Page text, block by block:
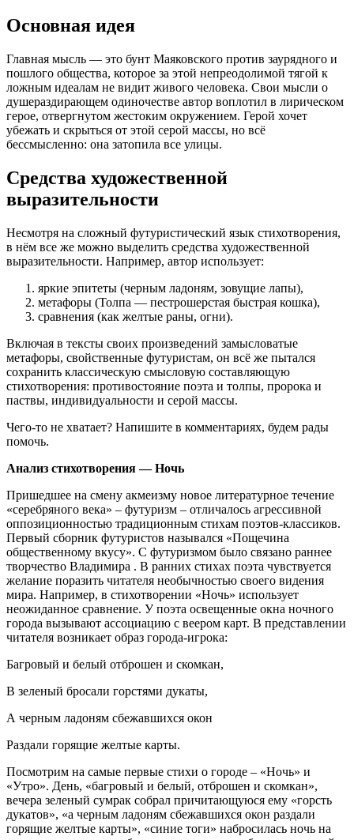
Основная идея
Главная мысль — это бунт Маяковского против заурядного и
пошлого общества, которое за этой непреодолимой тягой к
ложным идеалам не видит живого человека. Свои мысли о
душераздирающем одиночестве автор воплотил в лирическом
герое, отвергнутом жестоким окружением. Герой хочет
убежать и скрыться от этой серой массы, но всё
бессмысленно: она затопила все улицы.
Средства художественной
выразительности
Несмотря на сложный футуристический язык стихотворения,
в нём все же можно выделить средства художественной
выразительности. Например, автор использует:
яркие эпитеты (черным ладоням, зовущие лапы),
метафоры (Толпа — пестрошерстая быстрая кошка),
сравнения (как желтые раны, огни).
Включая в тексты своих произведений замысловатые
метафоры, свойственные футуристам, он всё же пытался
сохранить классическую смысловую составляющую
стихотворения: противостояние поэта и толпы, пророка и
паствы, индивидуальности и серой массы.
Чего-то не хватает? Напишите в комментариях, будем рады
помочь.
Анализ стихотворения — Ночь
Пришедшее на смену акмеизму новое литературное течение
«серебряного века» – футуризм – отличалось агрессивной
оппозиционностью традиционным стихам поэтов-классиков.
Первый сборник футуристов назывался «Пощечина
общественному вкусу». С футуризмом было связано раннее
творчество Владимира . В ранних стихах поэта чувствуется
желание поразить читателя необычностью своего видения
мира. Например, в стихотворении «Ночь» использует
неожиданное сравнение. У поэта освещенные окна ночного
города вызывают ассоциацию с веером карт. В представлении
читателя возникает образ города-игрока:
Багровый и белый отброшен и скомкан,
В зеленый бросали горстями дукаты,
А черным ладоням сбежавшихся окон
Раздали горящие желтые карты.
Посмотрим на самые первые стихи о городе – «Ночь» и
«Утро». День, «багровый и белый, отброшен и скомкан»,
вечера зеленый сумрак собрал причитающуюся ему «горсть
дукатов», «а черным ладоням сбежавшихся окон раздали
горящие желтые карты», «синие тоги» набросилась ночь на